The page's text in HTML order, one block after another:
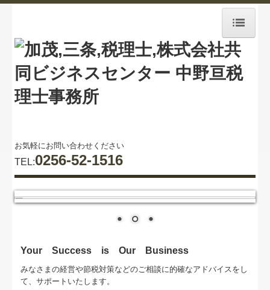
ホーム
事務所紹介
業務案内
セミナー案内
リンク集
お問合せ
お気軽にお問い合わせください
TEL:0256-52-1516
Your Success is Our Business
みなさまの経営や節税対策などのご相談に的確なアドバイスをし
て、サポートいたします。